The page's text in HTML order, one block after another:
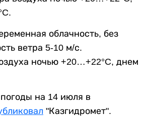
облачность, без
ветра 5-10 м/с.
ночью +20…+22°C, днем
на 14 июля в
"Казгидромет".